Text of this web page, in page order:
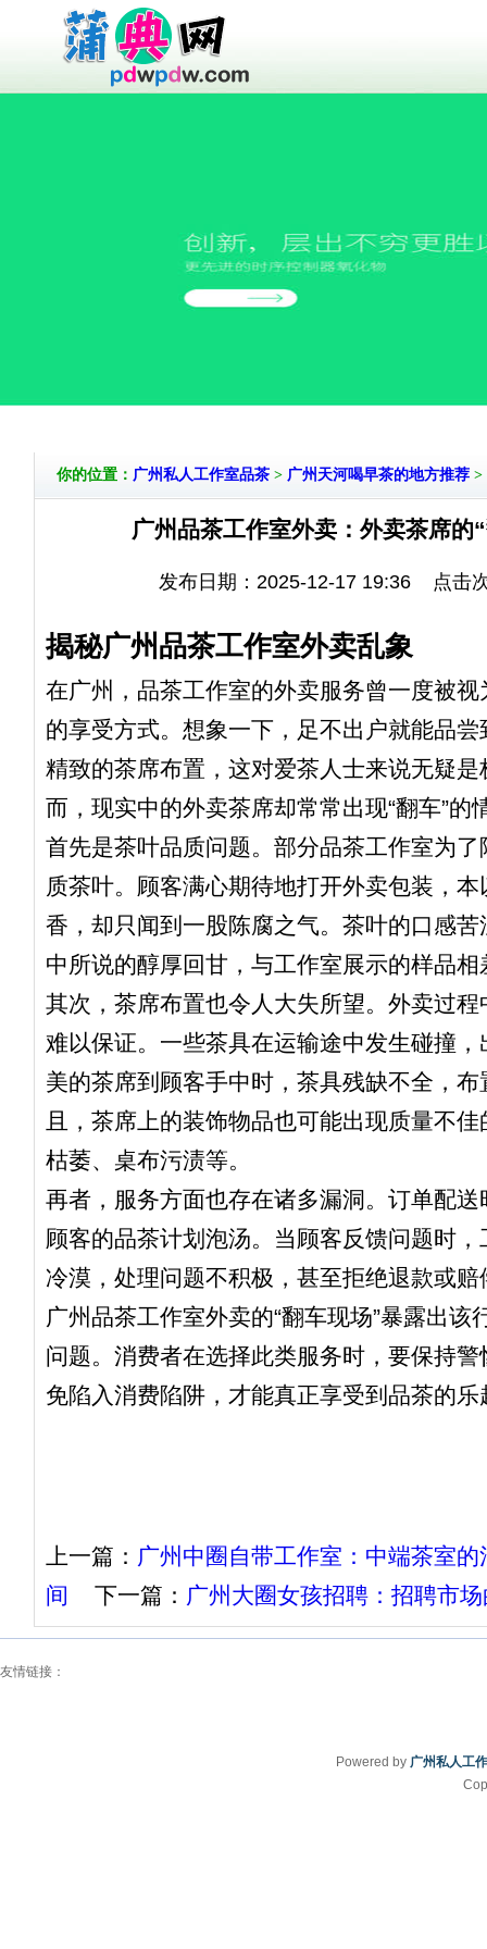
你的位置： 广州私人工作室品茶 > 广州天河喝早茶的地方推荐 >
广州品茶工作室外卖：外卖茶席的
发布日期：2025-12-17 19:36 点击
揭秘广州品茶工作室外卖乱象
在广州，品茶工作室的外卖服务曾一度被
的享受方式。想象一下，足不出户就能品
精致的茶席布置，这对爱茶人士来说无疑
而，现实中的外卖茶席却常常出现“翻车”的
首先是茶叶品质问题。部分品茶工作室为
质茶叶。顾客满心期待地打开外卖包装，
香，却只闻到一股陈腐之气。茶叶的口感
中所说的醇厚回甘，与工作室展示的样品相
其次，茶席布置也令人大失所望。外卖过
难以保证。一些茶具在运输途中发生碰撞
美的茶席到顾客手中时，茶具残缺不全，
且，茶席上的装饰物品也可能出现质量不
枯萎、桌布污渍等。
再者，服务方面也存在诸多漏洞。订单配
顾客的品茶计划泡汤。当顾客反馈问题时
冷漠，处理问题不积极，甚至拒绝退款或赔
广州品茶工作室外卖的“翻车现场”暴露出该
问题。消费者在选择此类服务时，要保持
免陷入消费陷阱，才能真正享受到品茶的乐
上一篇： 广州中圈自带工作室‌：中端茶室
间 下一篇： 广州大圈女孩招聘‌：招聘市
友情链接：
Powered by 广州私人工